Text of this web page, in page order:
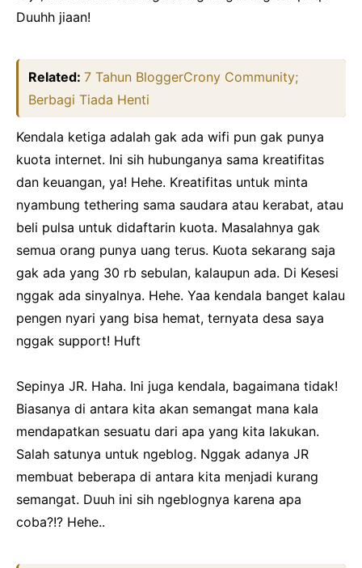
Duuhh jiaan!
Related: 7 Tahun BloggerCrony Community;
Berbagi Tiada Henti
Kendala ketiga adalah gak ada wifi pun gak punya
kuota internet. Ini sih hubunganya sama kreatifitas
dan keuangan, ya! Hehe. Kreatifitas untuk minta
nyambung tethering sama saudara atau kerabat, atau
beli pulsa untuk didaftarin kuota. Masalahnya gak
semua orang punya uang terus. Kuota sekarang saja
gak ada yang 30 rb sebulan, kalaupun ada. Di Kesesi
nggak ada sinyalnya. Hehe. Yaa kendala banget kalau
pengen nyari yang bisa hemat, ternyata desa saya
nggak support! Huft
Sepinya JR. Haha. Ini juga kendala, bagaimana tidak!
Biasanya di antara kita akan semangat mana kala
mendapatkan sesuatu dari apa yang kita lakukan.
Salah satunya untuk ngeblog. Nggak adanya JR
membuat beberapa di antara kita menjadi kurang
semangat. Duuh ini sih ngeblognya karena apa
coba?!? Hehe..